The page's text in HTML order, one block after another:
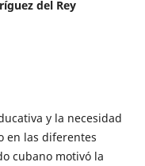
del Rey
y la necesidad
en las diferentes
cubano motivó la